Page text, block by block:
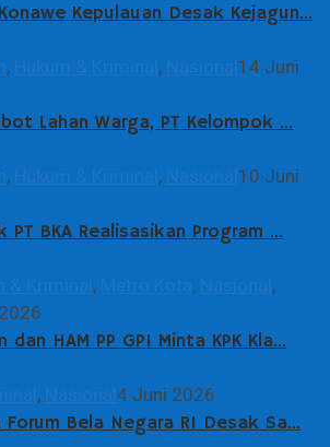
Konawe Kepulauan Desak Kejagun…
, ,
14 Juni
Lahan Warga, PT Kelompok …
, ,
10 Juni
PT BKA Realisasikan Program …
, ,
,
dan HAM PP GPI Minta KPK Kla…
, 4 Juni 2026
Forum Bela Negara RI Desak Sa…